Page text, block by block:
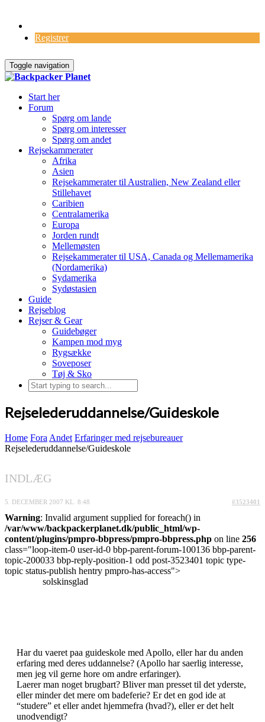
Registrer
Toggle navigation
Start her
Forum
Spørg om lande
Spørg om interesser
Spørg om andet
Rejsekammerater
Afrika
Asien
Rejsekammerater til Australien, New Zealand eller
Stillehavet
Caribien
Centralamerika
Europa
Jorden rundt
Mellemøsten
Rejsekammerater til USA, Canada og Mellemamerika
(Nordamerika)
Sydamerika
Sydøstasien
Guide
Rejseblog
Rejser & Gear
Guidebøger
Kampen mod myg
Rygsække
Soveposer
Tøj & Sko
Rejselederuddannelse/Guideskole
Home Fora Andet Erfaringer med rejsebureauer
Rejselederuddannelse/Guideskole
INDLÆG
5. DECEMBER 2007 KL. 8:48 #3523401
Warning: Invalid argument supplied for foreach() in
/var/www/backpackerplanet.dk/public_html/wp-
content/plugins/pmpro-bbpress/pmpro-bbpress.php on line 256
class="loop-item-0 user-id-0 bbp-parent-forum-100136 bbp-parent-
topic-200033 bbp-reply-position-1 odd post-3523401 topic type-
topic status-publish hentry pmpro-has-access">
solskinsglad
Har du vaeret paa guideskole med Apollo, eller har du anden
erfaring med deres uddannelse? (Apollo har saerlig interesse,
men jeg vil gerne hore om andre erfaringer).
Laerer man noget brugbart? Bliver man presset til det yderste,
eller minder det mere om badeferie? Er det en god ide at
“studere” et eller andet hjemmefra (hvad?), eller er det helt
unodvendigt?